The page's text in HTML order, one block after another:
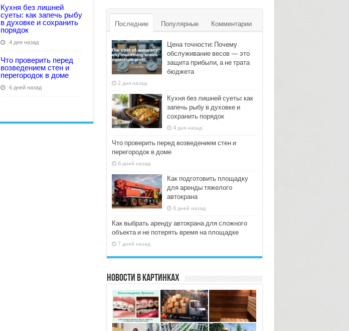
Кухня без лишней
суеты: как запечь рыбу
в духовке и сохранить
порядок
4 дня назад
Что проверить перед
возведением стен и
перегородок в доме
6 дней назад
Последние Популярные Комментарии
Цена точности: Почему
обслуживание весов — это
защита прибыли, а не трата
бюджета
2 дня назад
Кухня без лишней суеты: как
запечь рыбу в духовке и
сохранить порядок
4 дня назад
Что проверить перед возведением стен и
перегородок в доме
6 дней назад
Как подготовить площадку
для аренды тяжелого
автокрана
6 дней назад
Как выбрать аренду автокрана для сложного
объекта и не потерять время на площадке
7 дней назад
Новости в картинках